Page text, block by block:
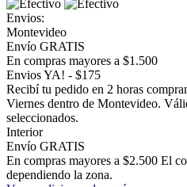
Envios:
Montevideo
Envío GRATIS
En compras mayores a $1.500
Envios YA! - $175
Recibí tu pedido en 2 horas
Viernes dentro de Montevideo.
seleccionados.
Interior
Envío GRATIS
En compras mayores a $2.500 El
dependiendo la zona.